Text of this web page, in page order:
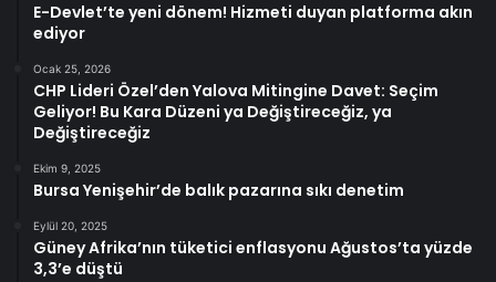
E-Devlet’te yeni dönem! Hizmeti duyan platforma akın
ediyor
Ocak 25, 2026
CHP Lideri Özel’den Yalova Mitingine Davet: Seçim
Geliyor! Bu Kara Düzeni ya Değiştireceğiz, ya
Değiştireceğiz
Ekim 9, 2025
Bursa Yenişehir’de balık pazarına sıkı denetim
Eylül 20, 2025
Güney Afrika’nın tüketici enflasyonu Ağustos’ta yüzde
3,3’e düştü